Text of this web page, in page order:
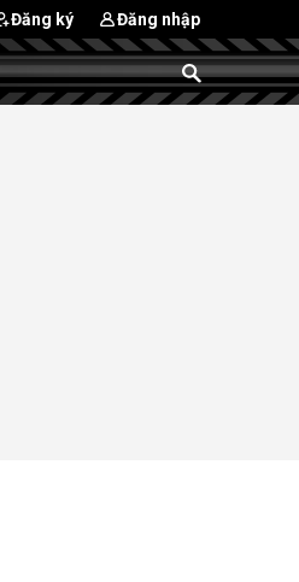
Đăng ký Đăng nhập